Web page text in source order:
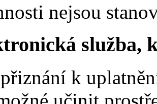
nejsou
služba,
k